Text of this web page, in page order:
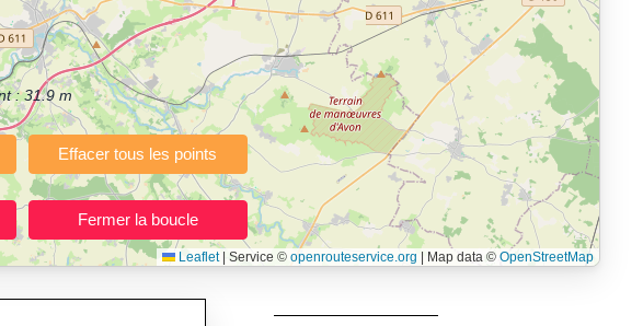
(jogging, course à pied, vélo, VTT, randonnée, roller, équitation) directement dans
(ajustée à la topographie), de la vitesse et du temps estimé, profil d’élévation
intégrés de calories dépensées, de VO₂max/VMA et d’IMC.
partageant leurs itinéraires, et utilisateurs de GPS souhaitant charger leurs
(vélo), VTT, randonnée, roller et équitation.
:31.9 m
Leaflet Service ©openrouteservice.org | Map data ©OpenStreetMap